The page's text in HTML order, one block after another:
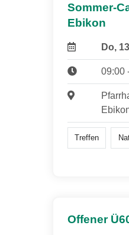
Sommer-
Ebikon
Do,
09:00
Treffen
Offener